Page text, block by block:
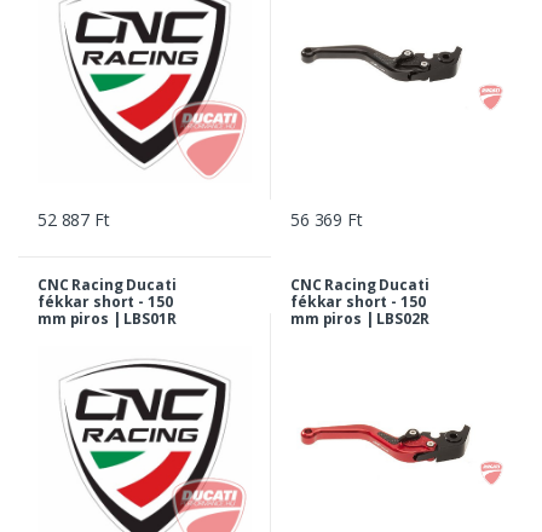
52 887 Ft 56 369 Ft
CNC Racing Ducati
fékkar short - 150
mm piros | LBS01R
CNC Racing Ducati
fékkar short - 150
mm piros | LBS02R